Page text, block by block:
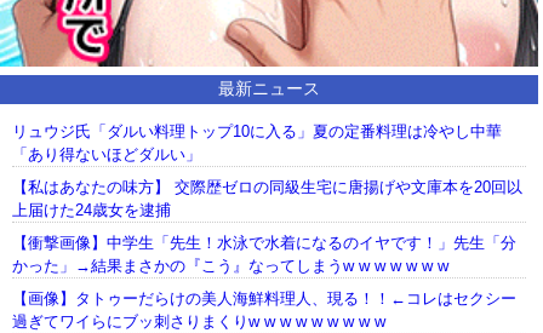
最新ニュース
リュウジ氏「ダルい料理トップ10に入る」夏の定番料理は冷やし中華
「あり得ないほどダルい」
【私はあなたの味方】 交際歴ゼロの同級生宅に唐揚げや文庫本を20回以
上届けた24歳女を逮捕
【衝撃画像】中学生「先生！水泳で水着になるのイヤです！」先生「分
かった」→結果まさかの『こう』なってしまうw w w w w w w
【画像】タトゥーだらけの美人海鮮料理人、現る！！←コレはセクシー
過ぎてワイらにブッ刺さりまくりw w w w w w w w w